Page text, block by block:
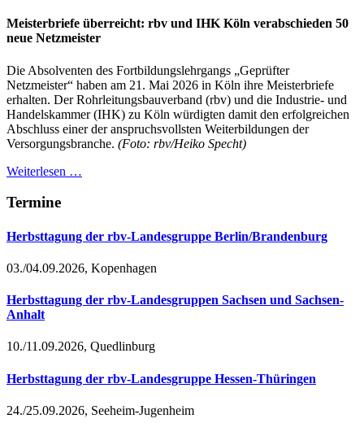
Meisterbriefe überreicht: rbv und IHK Köln verabschieden 50
neue Netzmeister
Die Absolventen des Fortbildungslehrgangs „Geprüfter
Netzmeister“ haben am 21. Mai 2026 in Köln ihre Meisterbriefe
erhalten. Der Rohrleitungsbauverband (rbv) und die Industrie- und
Handelskammer (IHK) zu Köln würdigten damit den erfolgreichen
Abschluss einer der anspruchsvollsten Weiterbildungen der
Versorgungsbranche. (Foto: rbv/Heiko Specht)
Weiterlesen …
Termine
Herbsttagung der rbv-Landesgruppe Berlin/Brandenburg
03./04.09.2026, Kopenhagen
Herbsttagung der rbv-Landesgruppen Sachsen und Sachsen-
Anhalt
10./11.09.2026, Quedlinburg
Herbsttagung der rbv-Landesgruppe Hessen-Thüringen
24./25.09.2026, Seeheim-Jugenheim